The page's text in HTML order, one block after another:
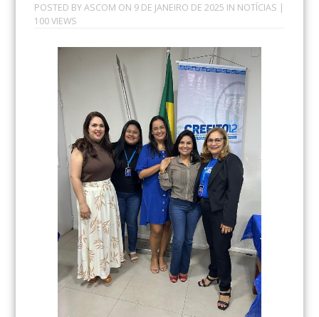
POSTED BYASCOM ON 9 DE JANEIRO DE 2025 IN NOTÍCIAS |
100 VIEWS